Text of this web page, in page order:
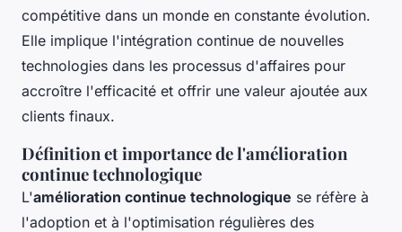
compétitive dans un monde en constante évolution.
Elle implique l'intégration continue de nouvelles
technologies dans les processus d'affaires pour
accroître l'efficacité et offrir une valeur ajoutée aux
clients finaux.
Définition et importance de l'amélioration
continue technologique
L'amélioration continue technologique se réfère à
l'adoption et à l'optimisation régulières des